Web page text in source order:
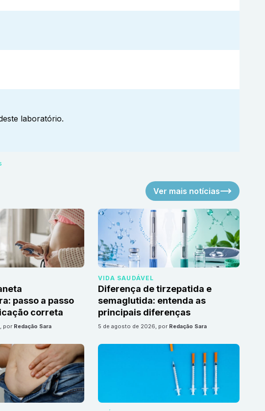
laboratório.
Ver mais notícias
passo a passo
correta
, por Redação Sara
VIDA SAUDÁVEL
Diferença de tirzepatida e
semaglutida: entenda as
principais diferenças
5 de agosto de 2026, por Redação Sara